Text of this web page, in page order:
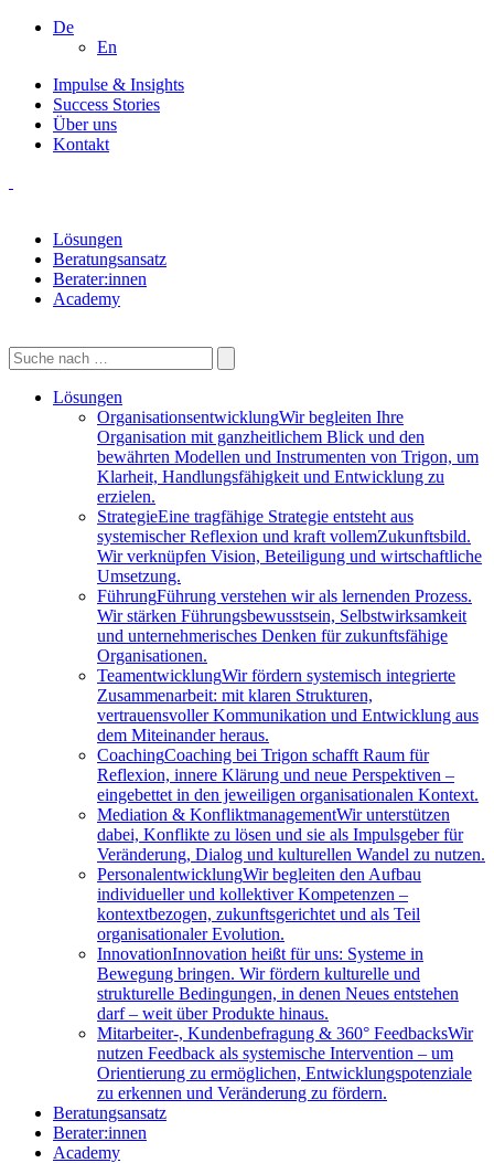
De
En
Impulse & Insights
Success Stories
Über uns
Kontakt
Lösungen
Beratungsansatz
Berater:innen
Academy
Lösungen
OrganisationsentwicklungWir begleiten Ihre
Organisation mit ganzheitlichem Blick und den
bewährten Modellen und Instrumenten von Trigon, um
Klarheit, Handlungsfähigkeit und Entwicklung zu
erzielen.
StrategieEine tragfähige Strategie entsteht aus
systemischer Reflexion und kraft vollemZukunftsbild.
Wir verknüpfen Vision, Beteiligung und wirtschaftliche
Umsetzung.
FührungFührung verstehen wir als lernenden Prozess.
Wir stärken Führungsbewusstsein, Selbstwirksamkeit
und unternehmerisches Denken für zukunftsfähige
Organisationen.
TeamentwicklungWir fördern systemisch integrierte
Zusammenarbeit: mit klaren Strukturen,
vertrauensvoller Kommunikation und Entwicklung aus
dem Miteinander heraus.
CoachingCoaching bei Trigon schafft Raum für
Reflexion, innere Klärung und neue Perspektiven –
eingebettet in den jeweiligen organisationalen Kontext.
Mediation & KonfliktmanagementWir unterstützen
dabei, Konflikte zu lösen und sie als Impulsgeber für
Veränderung, Dialog und kulturellen Wandel zu nutzen.
PersonalentwicklungWir begleiten den Aufbau
individueller und kollektiver Kompetenzen –
kontextbezogen, zukunftsgerichtet und als Teil
organisationaler Evolution.
InnovationInnovation heißt für uns: Systeme in
Bewegung bringen. Wir fördern kulturelle und
strukturelle Bedingungen, in denen Neues entstehen
darf – weit über Produkte hinaus.
Mitarbeiter-, Kundenbefragung & 360° FeedbacksWir
nutzen Feedback als systemische Intervention – um
Orientierung zu ermöglichen, Entwicklungspotenziale
zu erkennen und Veränderung zu fördern.
Beratungsansatz
Berater:innen
Academy